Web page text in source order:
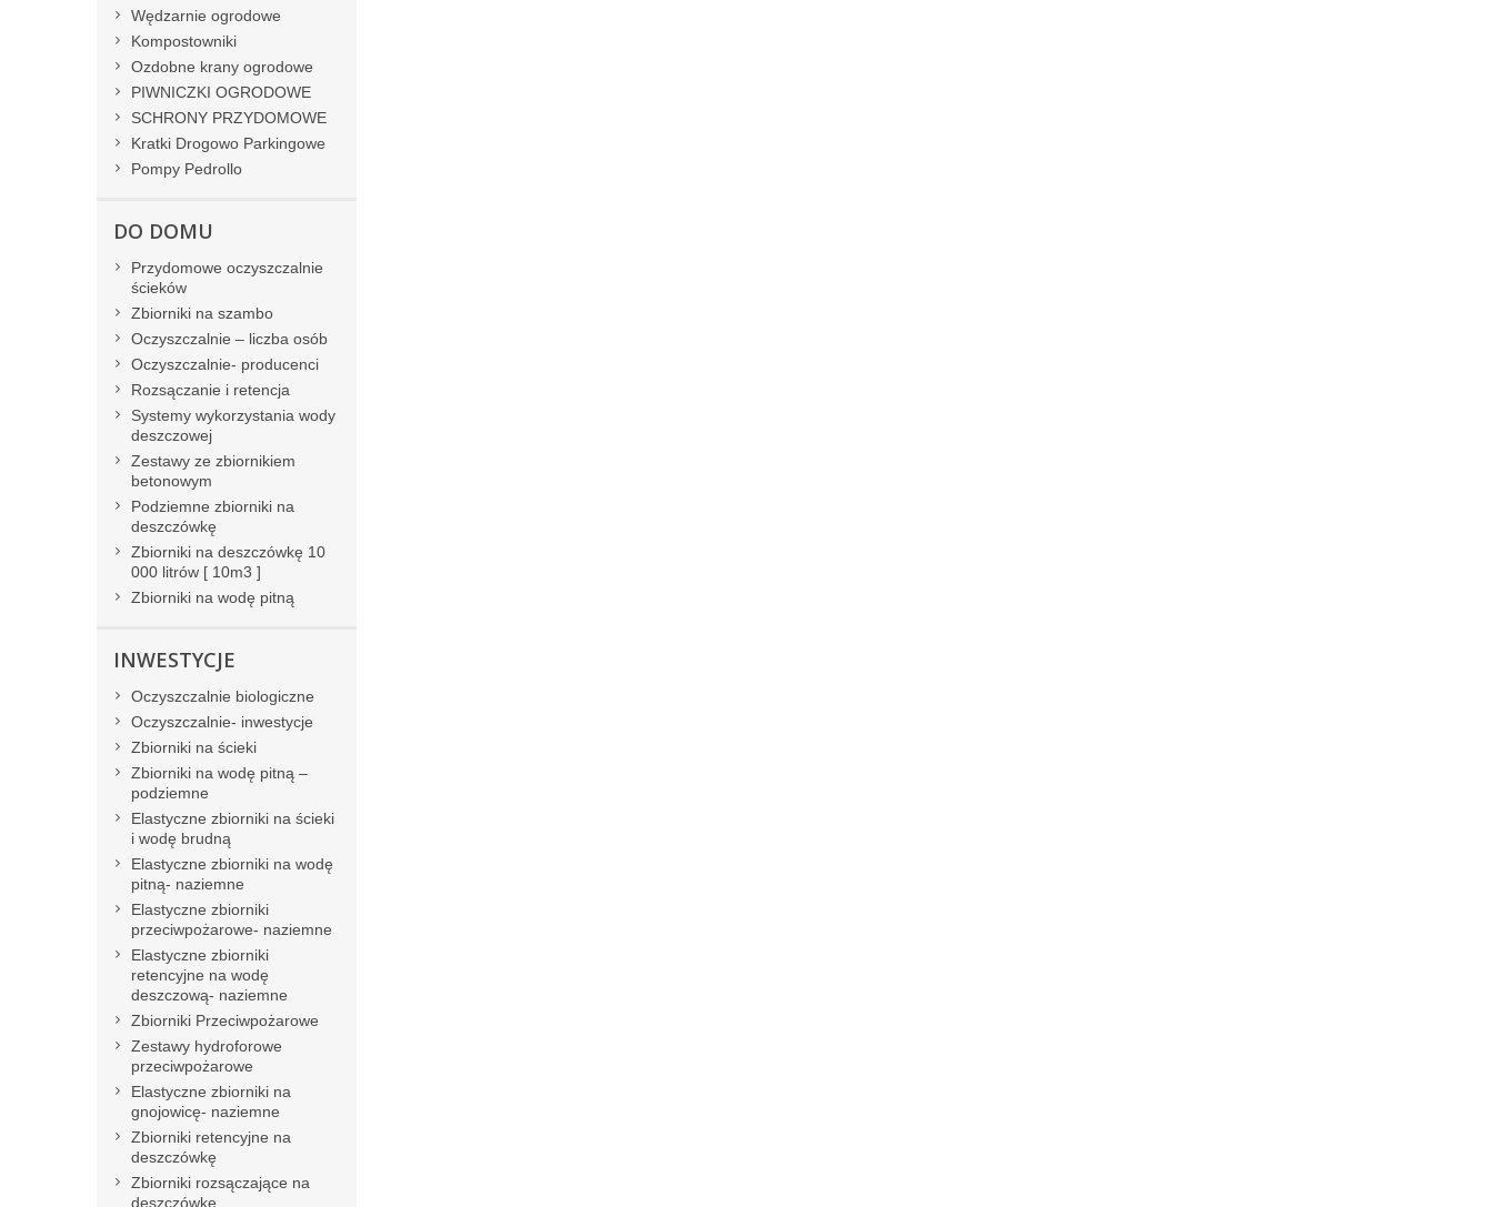
Wędzarnie ogrodowe
Kompostowniki
Ozdobne krany ogrodowe
PIWNICZKI OGRODOWE
SCHRONY PRZYDOMOWE
Kratki Drogowo Parkingowe
Pompy Pedrollo
DO DOMU
Przydomowe oczyszczalnie
ścieków
Zbiorniki na szambo
Oczyszczalnie – liczba osób
Oczyszczalnie- producenci
Rozsączanie i retencja
Systemy wykorzystania wody
deszczowej
Zestawy ze zbiornikiem
betonowym
Podziemne zbiorniki na
deszczówkę
Zbiorniki na deszczówkę 10
000 litrów [ 10m3 ]
Zbiorniki na wodę pitną
INWESTYCJE
Oczyszczalnie biologiczne
Oczyszczalnie- inwestycje
Zbiorniki na ścieki
Zbiorniki na wodę pitną –
podziemne
Elastyczne zbiorniki na ścieki
i wodę brudną
Elastyczne zbiorniki na wodę
pitną- naziemne
Elastyczne zbiorniki
przeciwpożarowe- naziemne
Elastyczne zbiorniki
retencyjne na wodę
deszczową- naziemne
Zbiorniki Przeciwpożarowe
Zestawy hydroforowe
przeciwpożarowe
Elastyczne zbiorniki na
gnojowicę- naziemne
Zbiorniki retencyjne na
deszczówkę
Zbiorniki rozsączające na
deszczówkę